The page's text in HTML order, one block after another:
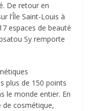
De retour en
l’Île Saint-Louis à
espaces de beauté
Sy remporte
plus de 150 points
le monde entier. En
de cosmétique,